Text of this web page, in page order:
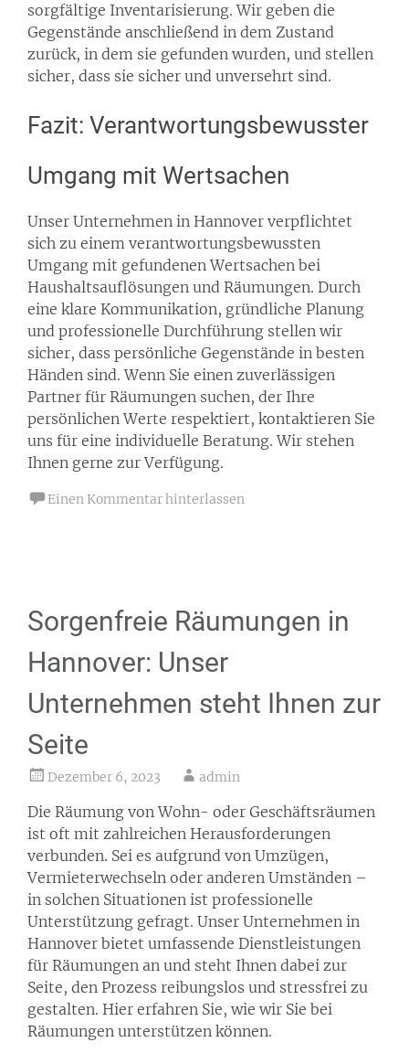
sorgfältige Inventarisierung. Wir geben die
Gegenstände anschließend in dem Zustand
zurück, in dem sie gefunden wurden, und stellen
sicher, dass sie sicher und unversehrt sind.
Fazit: Verantwortungsbewusster
Umgang mit Wertsachen
Unser Unternehmen in Hannover verpflichtet
sich zu einem verantwortungsbewussten
Umgang mit gefundenen Wertsachen bei
Haushaltsauflösungen und Räumungen. Durch
eine klare Kommunikation, gründliche Planung
und professionelle Durchführung stellen wir
sicher, dass persönliche Gegenstände in besten
Händen sind. Wenn Sie einen zuverlässigen
Partner für Räumungen suchen, der Ihre
persönlichen Werte respektiert, kontaktieren Sie
uns für eine individuelle Beratung. Wir stehen
Ihnen gerne zur Verfügung.
Einen Kommentar hinterlassen
Sorgenfreie Räumungen in
Hannover: Unser
Unternehmen steht Ihnen zur
Seite
Dezember 6, 2023 admin
Die Räumung von Wohn- oder Geschäftsräumen
ist oft mit zahlreichen Herausforderungen
verbunden. Sei es aufgrund von Umzügen,
Vermieterwechseln oder anderen Umständen –
in solchen Situationen ist professionelle
Unterstützung gefragt. Unser Unternehmen in
Hannover bietet umfassende Dienstleistungen
für Räumungen an und steht Ihnen dabei zur
Seite, den Prozess reibungslos und stressfrei zu
gestalten. Hier erfahren Sie, wie wir Sie bei
Räumungen unterstützen können.